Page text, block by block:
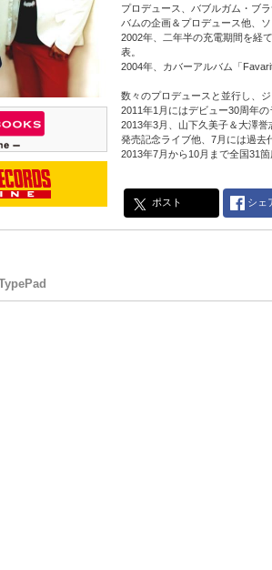
プロデュース、バブルガム・ブ
バムの企画＆プロデュース他、
2002年、二年半の充電期間を経
表。
2004年、カバーアルバム「
数々のプロデュースと並行し、
2011年1月にはデビュー30周年の
2013年3月、山下久美子＆大澤誉
発売記念ライブ他、7月には過去
2013年7月から10月まで全国31
ポスト シェ